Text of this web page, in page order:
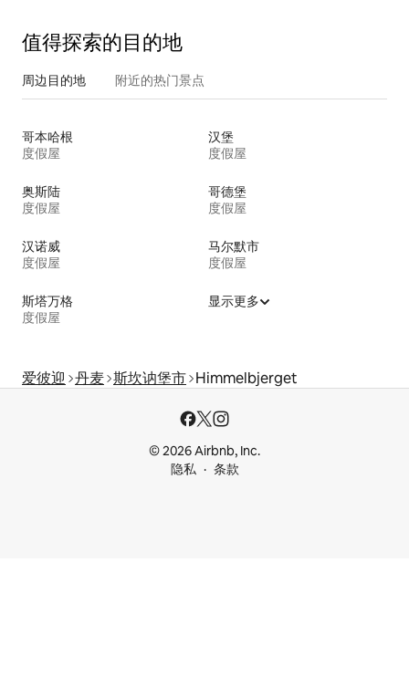
值得探索的目的地
周边目的地 附近的热门景点
哥本哈根
度假屋
汉堡
度假屋
奥斯陆
度假屋
哥德堡
度假屋
汉诺威
度假屋
马尔默市
度假屋
斯塔万格
度假屋
显示更多
爱彼迎 丹麦 斯坎讷堡市 Himmelbjerget
© 2026 Airbnb, Inc.
隐私
条款